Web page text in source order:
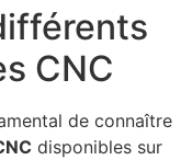
CNC
de connaître
disponibles sur